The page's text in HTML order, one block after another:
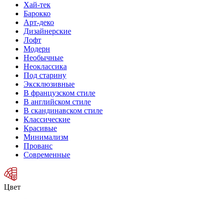
Хай-тек
Барокко
Арт-деко
Дизайнерские
Лофт
Модерн
Необычные
Неоклассика
Под старину
Эксклюзивные
В французском стиле
В английском стиле
В скандинавском стиле
Классические
Красивые
Минимализм
Прованс
Современные
Цвет